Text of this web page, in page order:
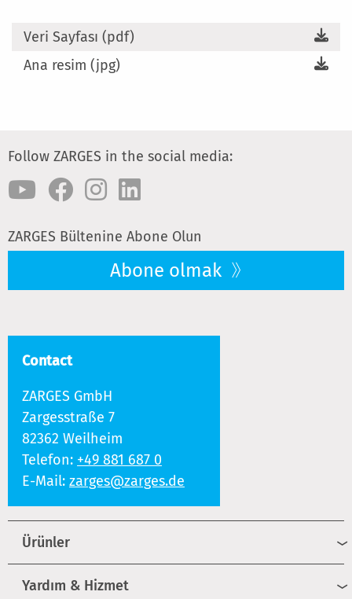
Veri Sayfası (pdf)
Ana resim (jpg)
Follow ZARGES in the social media:
ZARGES Bültenine Abone Olun
Abone olmak
Contact
ZARGES GmbH
Zargesstraße 7
82362 Weilheim
Telefon: +49 881 687 0
E-Mail: zarges@zarges.de
Ürünler
Yardım & Hizmet